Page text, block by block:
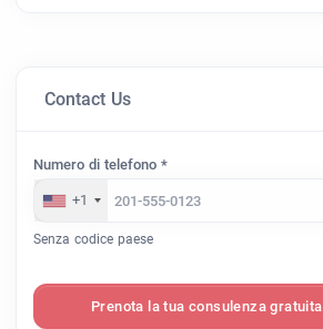
Contact Us
Numero di telefono *
+1
Senza codice paese
Prenota la tua consulenza gratuita